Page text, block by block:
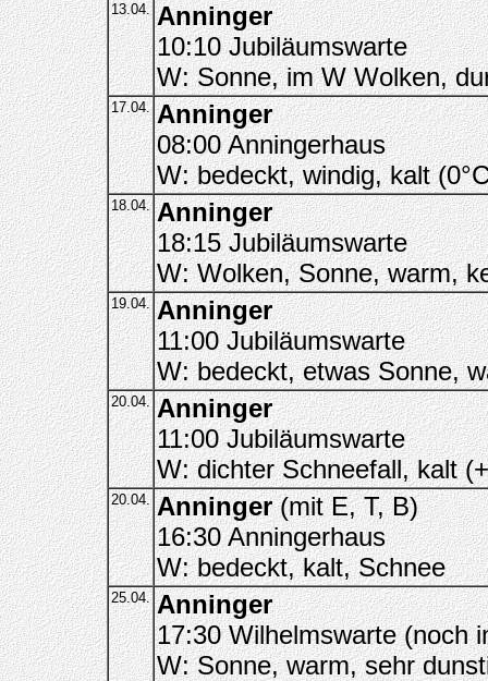
13.04. Anninger
10:10 Jubiläumswarte
W: Sonne, im W Wolken,
17.04. Anninger
08:00 Anningerhaus
W: bedeckt, windig, kalt
18.04. Anninger
18:15 Jubiläumswarte
W: Wolken, Sonne, warm,
19.04. Anninger
11:00 Jubiläumswarte
W: bedeckt, etwas Sonne,
20.04. Anninger
11:00 Jubiläumswarte
W: dichter Schneefall, kalt
20.04. Anninger(mit E, T, B)
16:30 Anningerhaus
W: bedeckt, kalt, Schnee
25.04. Anninger
17:30 Wilhelmswarte (noch
W: Sonne, warm, sehr